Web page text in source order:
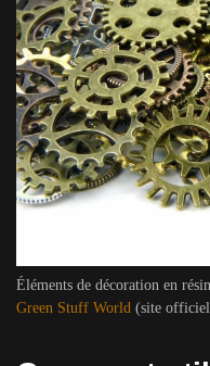
Éléments de décoration en
Green Stuff World (site